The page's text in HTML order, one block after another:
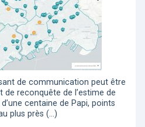
de communication peut être
reconquête de l’estime de
centaine de Papi, points
plus près (…)